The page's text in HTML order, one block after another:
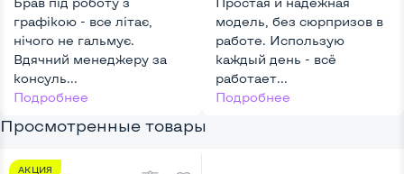
графікою - все літає,
нічого не гальмує.
Вдячний менеджеру за
консуль...
Подробнее
модель, без сюрпризов в
работе. Использую
каждый день - всё
работает...
Подробнее
Просмотренные товары
АКЦИЯ